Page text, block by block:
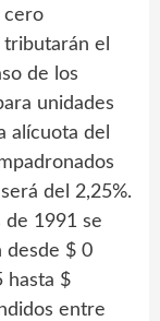
cero
el
de los
unidades
alícuota del
del 2,25%.
de 1991 se
desde $ 0
hasta $
entre